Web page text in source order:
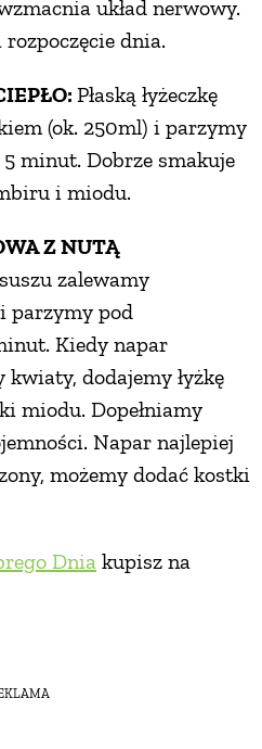
układ nerwowy.
dnia.
Płaską łyżeczkę
(ok. 250ml) i parzymy
minut. Dobrze smakuje
i miodu.
Z NUTĄ
zalewamy
parzymy pod
Kiedy napar
dodajemy łyżkę
miodu. Dopełniamy
Napar najlepiej
możemy dodać kostki
Dnia kupisz na